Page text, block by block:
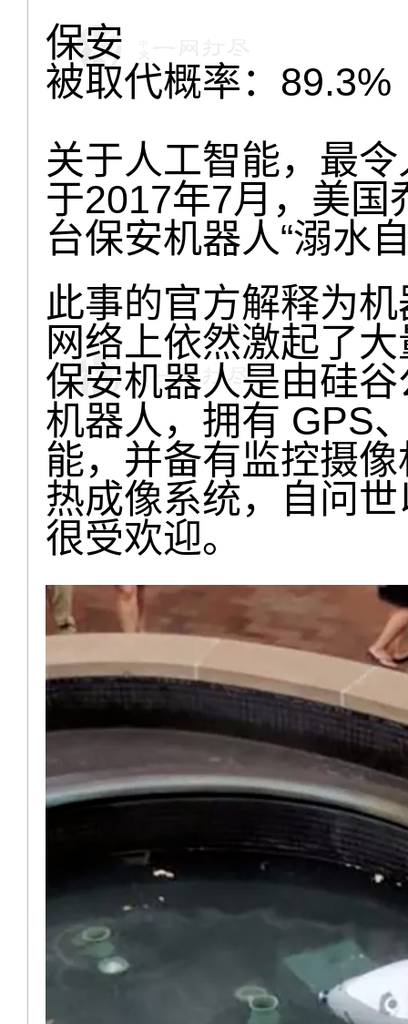
保安
被取代概率：89.3%
关于人工智能，最
于2017年7月，美国
台保安机器人“溺水
此事的官方解释为
网络上依然激起了
保安机器人是由硅
机器人，拥有 GPS
能，并备有监控摄
热成像系统，自问
很受欢迎。